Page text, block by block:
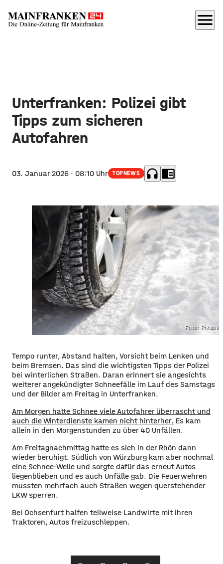
menu
Unterfranken: Polizei gibt
Tipps zum sicheren
Autofahren
03. Januar 2026 · 08:10 Uhr TOPNEWS headphones chrome_reader_mode
Foto:
Tempo runter, Abstand halten, Vorsicht beim Lenken und
beim Bremsen. Das sind die wichtigsten Tipps der Polizei
bei winterlichen Straßen. Daran erinnert sie angesichts
weiterer angekündigter Schneefälle im Lauf des Samstags
und der Bilder am Freitag in Unterfranken.
Am Morgen hatte Schnee viele Autofahrer überrascht und
auch die Winterdienste kamen nicht hinterher. Es kam
allein in den Morgenstunden zu über 40 Unfällen.
Am Freitagnachmittag hatte es sich in der Rhön dann
wieder beruhigt. Südlich von Würzburg kam aber nochmal
eine Schnee-Welle und sorgte dafür das erneut Autos
liegenblieben und es auch Unfälle gab. Die Feuerwehren
mussten mehrfach auch Straßen wegen querstehender
LKW sperren.
Bei Ochsenfurt halfen teilweise Landwirte mit ihren
Traktoren, Autos freizuschleppen.